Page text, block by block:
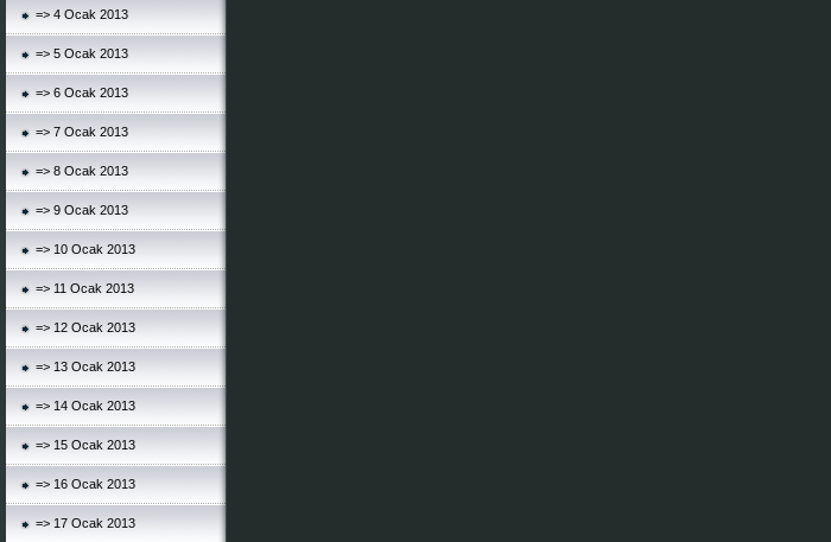
=> 4 Ocak 2013
=> 5 Ocak 2013
=> 6 Ocak 2013
=> 7 Ocak 2013
=> 8 Ocak 2013
=> 9 Ocak 2013
=> 10 Ocak 2013
=> 11 Ocak 2013
=> 12 Ocak 2013
=> 13 Ocak 2013
=> 14 Ocak 2013
=> 15 Ocak 2013
=> 16 Ocak 2013
=> 17 Ocak 2013